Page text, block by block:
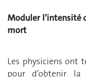
Moduler l’intensité
mort
Les physiciens ont
pour d’obtenir